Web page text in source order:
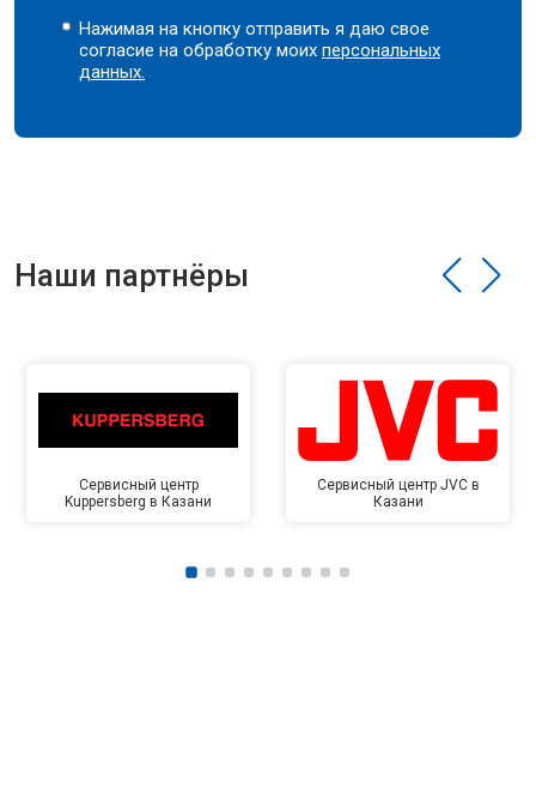
Нажимая на кнопку отправить я даю свое
согласие на обработку моихперсональных
данных.
Наши партнёры
Сервисный центр
Kuppersberg в Казани
Сервисный центр JVC в
Казани